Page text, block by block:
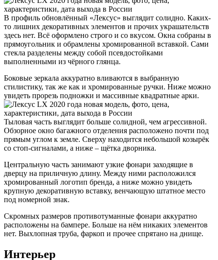
В профиль обновлённый «Лексус» выглядит солидно. Каких-
то лишних декоративных элементов и прочих украшательств
здесь нет. Всё оформлено строго и со вкусом. Окна собраны в
прямоугольник и обрамлены хромированной вставкой. Сами
стекла разделены между собой псевдостойками
выполненными из чёрного глянца.
Боковые зеркала аккуратно вливаются в выбранную
стилистику, так же как и хромированные ручки. Ниже можно
увидеть прорезь подножки и массивные квадратные арки.
Тыловая часть выглядит больше солидной, чем агрессивной.
Обзорное окно багажного отделения расположено почти под
прямым углом к земле. Сверху находится небольшой козырёк
со стоп-сигналами, а ниже – щётка дворника.
Центральную часть занимают узкие фонари заходящие в
дверцу на приличную длину. Между ними расположился
хромированный логотип бренда, а ниже можно увидеть
крупную декоративную вставку, венчающую штатное место
под номерной знак.
Скромных размеров противотуманные фонари аккуратно
расположены на бампере. Больше на нём никаких элементов
нет. Выхлопная труба, фаркоп и прочее спрятано на днище.
Интерьер